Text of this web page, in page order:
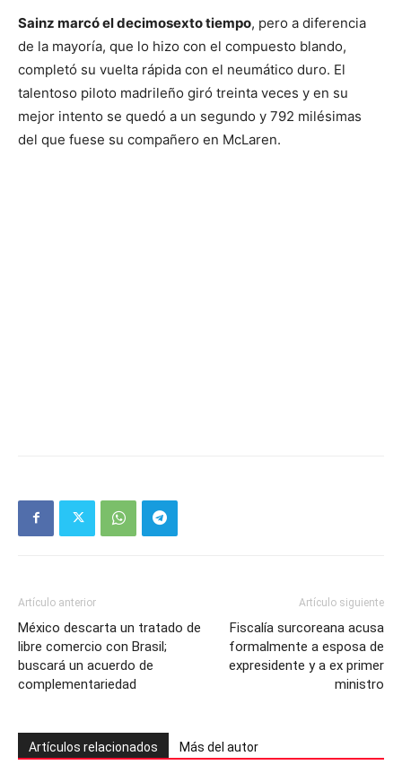
Sainz marcó el decimosexto tiempo, pero a diferencia
de la mayoría, que lo hizo con el compuesto blando,
completó su vuelta rápida con el neumático duro. El
talentoso piloto madrileño giró treinta veces y en su
mejor intento se quedó a un segundo y 792 milésimas
del que fuese su compañero en McLaren.
Artículo anterior
México descarta un tratado de
libre comercio con Brasil;
buscará un acuerdo de
complementariedad
Artículo siguiente
Fiscalía surcoreana acusa
formalmente a esposa de
expresidente y a ex primer
ministro
Artículos relacionados Más del autor